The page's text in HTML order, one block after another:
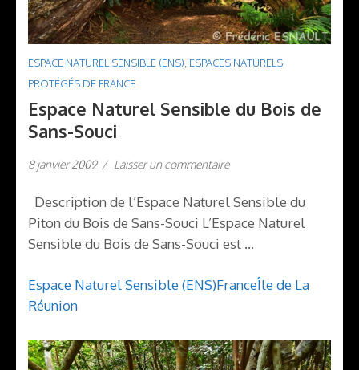
ESPACE NATUREL SENSIBLE (ENS), ESPACES NATURELS
PROTÉGÉS DE FRANCE
Espace Naturel Sensible du Bois de
Sans-Souci
8 janvier 2009 / Laisser un commentaire
Description de l’Espace Naturel Sensible du
Piton du Bois de Sans-Souci L’Espace Naturel
Sensible du Bois de Sans-Souci est …
Espace Naturel Sensible (ENS)FranceÎle de La
Réunion